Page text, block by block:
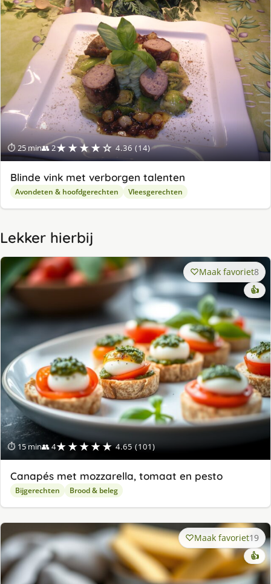
⏱ 25 min👥 2★★★★☆ 4.36 (14)
Blinde vink met verborgen talenten
Avondeten & hoofdgerechten Vleesgerechten
Lekker hierbij
⏱ 15 min👥 4★★★★★ 4.65 (101)
Maak favoriet8
👍
Canapés met mozzarella, tomaat en pesto
Bijgerechten Brood & beleg
Maak favoriet19
👍